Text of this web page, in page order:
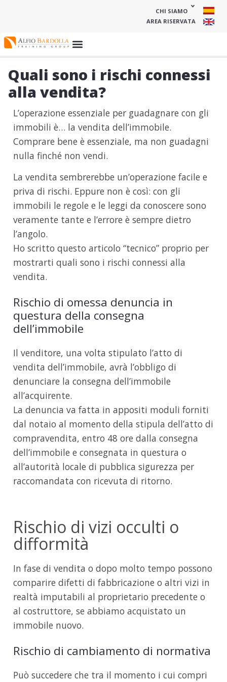
CHI SIAMO
AREA RISERVATA
Quali sono i rischi connessi
alla vendita?
L’operazione essenziale per guadagnare con gli
immobili è… la vendita dell’immobile.
Comprare bene è essenziale, ma non guadagni
nulla finché non vendi.
La vendita sembrerebbe un’operazione facile e
priva di rischi. Eppure non è così: con gli
immobili le regole e le leggi da conoscere sono
veramente tante e l’errore è sempre dietro
l’angolo.
Ho scritto questo articolo “tecnico” proprio per
mostrarti quali sono i rischi connessi alla
vendita.
Rischio di omessa denuncia in
questura della consegna
dell’immobile
Il venditore, una volta stipulato l’atto di
vendita dell’immobile, avrà l’obbligo di
denunciare la consegna dell’immobile
all’acquirente.
La denuncia va fatta in appositi moduli forniti
dal notaio al momento della stipula dell’atto di
compravendita, entro 48 ore dalla consegna
dell’immobile e consegnata in questura o
all’autorità locale di pubblica sigurezza per
raccomandata con ricevuta di ritorno.
Rischio di vizi occulti o
difformità
In fase di vendita o dopo molto tempo possono
comparire difetti di fabbricazione o altri vizi in
realtà imputabili al proprietario precedente o
al costruttore, se abbiamo acquistato un
immobile nuovo.
Rischio di cambiamento di normativa
Può succedere che tra il momento i cui compri